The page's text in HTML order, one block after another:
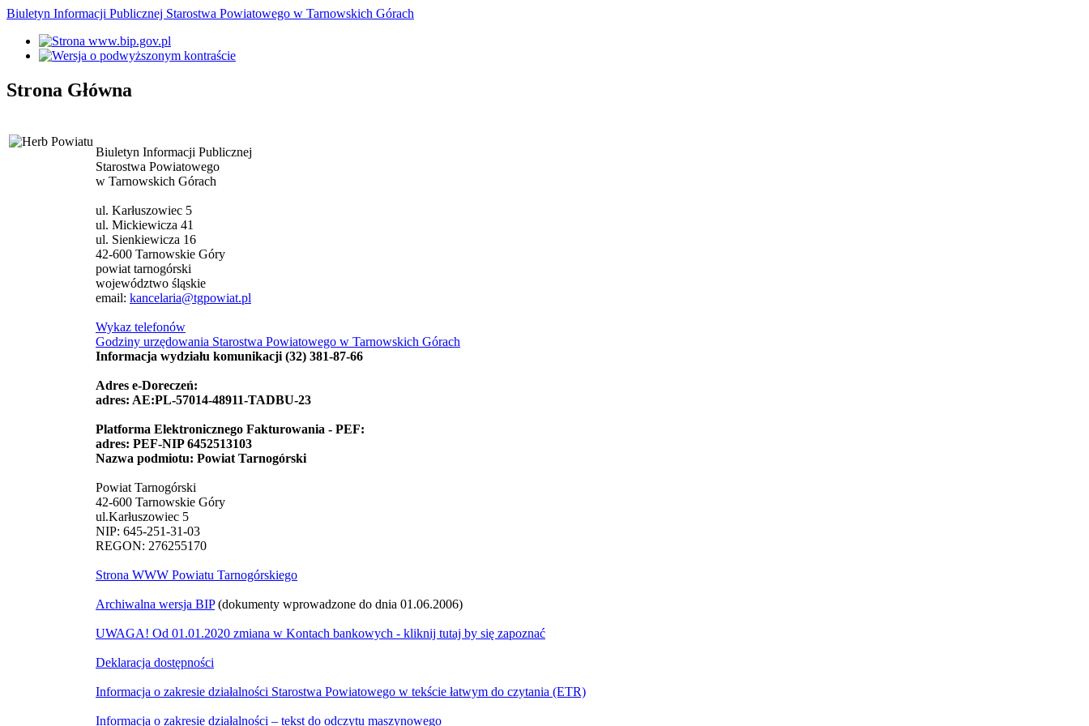
Biuletyn Informacji Publicznej Starostwa Powiatowego w Tarnowskich Górach
Strona Główna
Biuletyn Informacji Publicznej
Starostwa Powiatowego
w Tarnowskich Górach
ul. Karłuszowiec 5
ul. Mickiewicza 41
ul. Sienkiewicza 16
42-600 Tarnowskie Góry
powiat tarnogórski
województwo śląskie
email: kancelaria@tgpowiat.pl
Wykaz telefonów
Godziny urzędowania Starostwa Powiatowego w Tarnowskich Górach
Informacja wydziału komunikacji (32) 381-87-66
Adres e-Doreczeń:
adres: AE:PL-57014-48911-TADBU-23
Platforma Elektronicznego Fakturowania - PEF:
adres: PEF-NIP 6452513103
Nazwa podmiotu: Powiat Tarnogórski
Powiat Tarnogórski
42-600 Tarnowskie Góry
ul.Karłuszowiec 5
NIP: 645-251-31-03
REGON: 276255170
Strona WWW Powiatu Tarnogórskiego
Archiwalna wersja BIP(dokumenty wprowadzone do dnia 01.06.2006)
UWAGA! Od 01.01.2020 zmiana w Kontach bankowych - kliknij tutaj by się zapoznać
Deklaracja dostępności
Informacja o zakresie działalności Starostwa Powiatowego w tekście łatwym do czytania (ETR)
Informacja o zakresie działalności – tekst do odczytu maszynowego